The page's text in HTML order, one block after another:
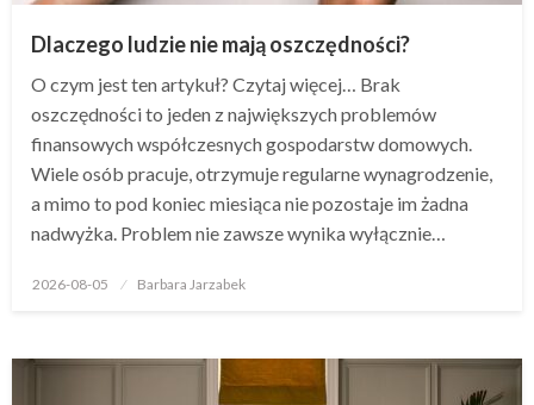
Dlaczego ludzie nie mają oszczędności?
O czym jest ten artykuł? Czytaj więcej… Brak
oszczędności to jeden z największych problemów
finansowych współczesnych gospodarstw domowych.
Wiele osób pracuje, otrzymuje regularne wynagrodzenie,
a mimo to pod koniec miesiąca nie pozostaje im żadna
nadwyżka. Problem nie zawsze wynika wyłącznie…
Opublikowane
2026-08-05 Barbara Jarzabek